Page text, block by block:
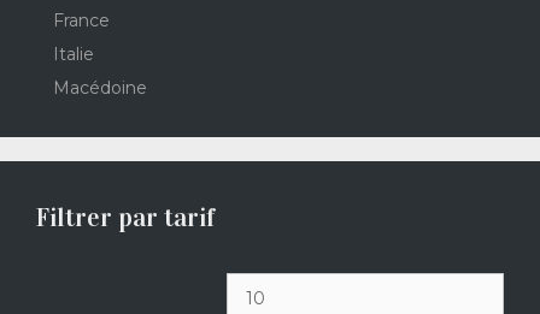
France
Italie
Macédoine
Filtrer par tarif
Prix